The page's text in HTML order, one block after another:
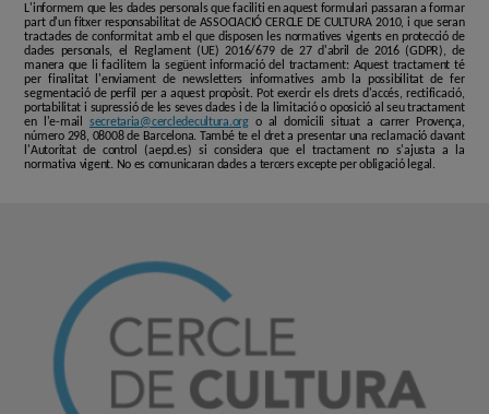
L'informem que les dades personals que faciliti en aquest formulari passaran a formar
part d'un fitxer responsabilitat de ASSOCIACIÓ CERCLE DE CULTURA 2010, i que seran
tractades de conformitat amb el que disposen les normatives vigents en protecció de
dades personals, el Reglament (UE) 2016/679 de 27 d'abril de 2016 (GDPR), de
manera que li facilitem la següent informació del tractament: Aquest tractament té
per finalitat l'enviament de newsletters informatives amb la possibilitat de fer
segmentació de perfil per a aquest propòsit. Pot exercir els drets d'accés, rectificació,
portabilitat i supressió de les seves dades i de la limitació o oposició al seu tractament
en l'e-mail secretaria@cercledecultura.orgo al domicili situat a carrer Provença,
número 298, 08008 de Barcelona. També te el dret a presentar una reclamació davant
l'Autoritat de control (aepd.es) si considera que el tractament no s'ajusta a la
normativa vigent. No es comunicaran dades a tercers excepte per obligació legal.